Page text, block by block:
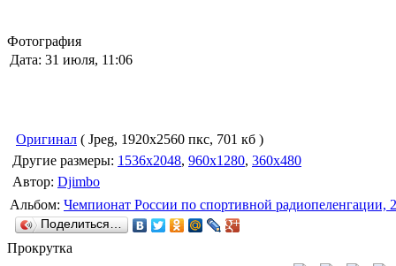
Фотография
Дата: 31 июля, 11:06
Оригинал ( Jpeg, 1920x2560 пкс, 701 кб )
Другие размеры: 1536x2048, 960x1280, 360x480
Автор: Djimbo
Альбом: Чемпионат России по спортивной радиопеленгации,
Поделиться…
Прокрутка